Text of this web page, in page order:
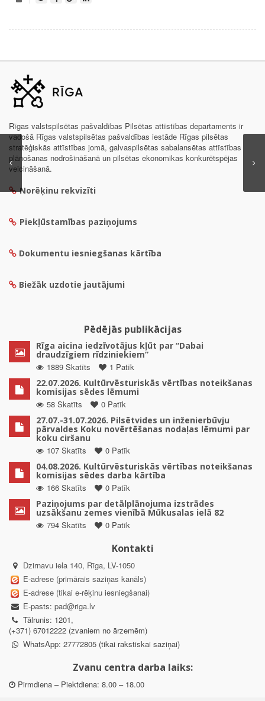
Rīgas valstspilsētas pašvaldības Pilsētas attīstības departaments ir
vadošā Rīgas valstspilsētas pašvaldības iestāde Rīgas pilsētas
stratēģiskās attīstības jomā, galvaspilsētas sabalansētas attīstības
plānošanas nodrošināšanā un pilsētas ekonomikas konkurētspējas
veicināšanā.
Norēķinu rekvizīti
Piekļūstamības paziņojums
Dokumentu iesniegšanas kārtība
Biežāk uzdotie jautājumi
Pēdējās publikācijas
Rīga aicina iedzīvotājus kļūt par “Dabai
draudzīgiem rīdziniekiem”
1889 Skatīts
1 Patīk
22.07.2026. Kultūrvēsturiskās vērtības noteikšanas
komisijas sēdes lēmumi
58 Skatīts
0 Patīk
27.07.-31.07.2026. Pilsētvides un inženierbūvju
pārvaldes Koku novērtēšanas nodaļas lēmumi par
koku ciršanu
107 Skatīts
0 Patīk
04.08.2026. Kultūrvēsturiskās vērtības noteikšanas
komisijas sēdes darba kārtība
166 Skatīts
0 Patīk
Paziņojums par detālplānojuma izstrādes
uzsākšanu zemes vienībā Mūkusalas ielā 82
794 Skatīts
0 Patīk
Kontakti
Dzirnavu iela 140, Rīga, LV-1050
E-adrese (primārais saziņas kanāls)
E-adrese (tikai e-rēķinu iesniegšanai)
E-pasts: pad@riga.lv
Tālrunis: 1201,
(+371) 67012222 (zvaniem no ārzemēm)
WhatsApp: 27772805 (tikai rakstiskai saziņai)
Zvanu centra darba laiks:
Pirmdiena – Piektdiena: 8.00 – 18.00